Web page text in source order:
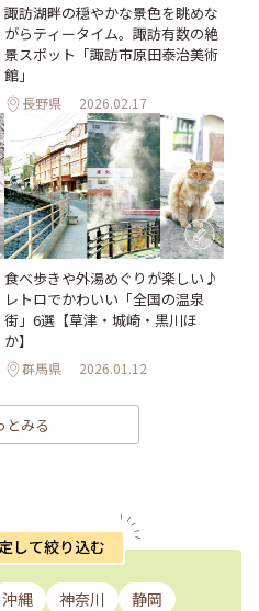
諏訪湖畔の穏やかな景色を眺めな
がらティータイム。諏訪有数の絶
景スポット「諏訪市原田泰治美術
館」
長野県 2026.02.17
食べ歩きや外湯めぐりが楽しい♪
レトロでかわいい「全国の温泉
街」6選【草津・城崎・黒川ほ
か】
群馬県 2026.01.12
とみる
して絞り込む
沖縄 神奈川
静岡